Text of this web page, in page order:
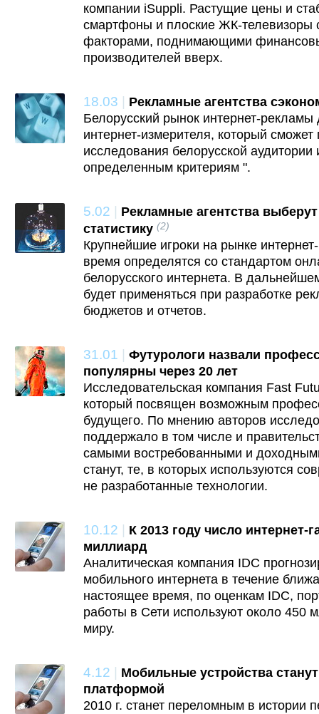
компании iSuppli. Растущие цены и
смартфоны и плоские ЖК-телевизоры
факторами, поднимающими
производителей вверх.
18.03 | Рекламные агентства
Белорусский рынок интернет-рекламы
интернет-измерителя, который
исследования белорусской аудитории
определенным критериям ".
5.02 | Рекламные агентства
статистику (2)
Крупнейшие игроки на рынке
время определятся со стандартом
белорусского интернета. В
будет применяться при разработке
бюджетов и отчетов.
31.01 | Футурологи назвали
популярны через 20 лет
Исследовательская компания Fast
который посвящен возможным
будущего. По мнению авторов
поддержало в том числе и
самыми востребованными и
станут, те, в которых используются
не разработанные технологии.
10.12 | К 2013 году число интернет-
миллиард
Аналитическая компания IDC
мобильного интернета в течение
настоящее время, по оценкам IDC,
работы в Сети используют около 450
миру.
4.12 | Мобильные устройства
платформой
2010 г. станет переломным в истории